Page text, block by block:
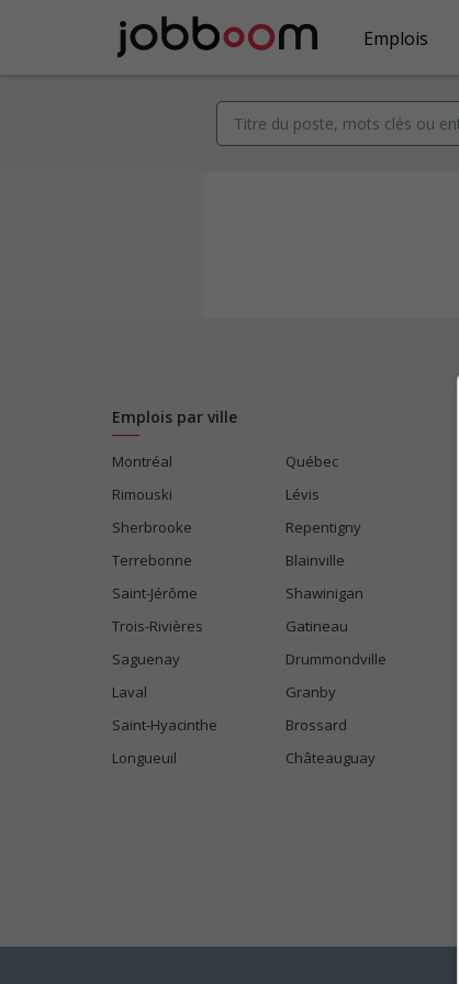
Emplois
Emplois par ville
Montréal
Québec
Rimouski
Lévis
Sherbrooke
Repentigny
Terrebonne
Blainville
Saint-Jérôme
Shawinigan
Trois-Rivières
Gatineau
Saguenay
Drummondville
Laval
Granby
Saint-Hyacinthe
Brossard
Longueuil
Châteauguay